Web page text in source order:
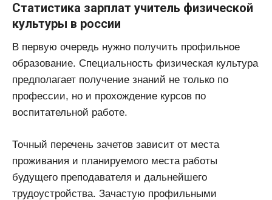
Статистика зарплат учитель физической
культуры в россии
В первую очередь нужно получить профильное
образование. Специальность физическая культура
предполагает получение знаний не только по
профессии, но и прохождение курсов по
воспитательной работе.
Точный перечень зачетов зависит от места
проживания и планируемого места работы
будущего преподавателя и дальнейшего
трудоустройства. Зачастую профильными